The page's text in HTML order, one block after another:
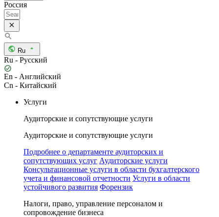
Россия
Ru
Ru - Русский
En - Английский
Cn - Китайский
Услуги
Аудиторские и сопутствующие услуги
Аудиторские и сопутствующие услуги
Подробнее о департаменте аудиторских и
сопутствующих услуг Аудиторские услуги
Консультационные услуги в области бухгалтерского
учета и финансовой отчетности Услуги в области
устойчивого развития Форензик
Налоги, право, управление персоналом и
сопровождение бизнеса